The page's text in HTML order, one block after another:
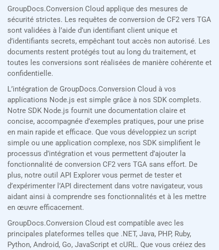
GroupDocs.Conversion Cloud applique des mesures de
sécurité strictes. Les requêtes de conversion de CF2 vers TGA
sont validées à l’aide d’un identifiant client unique et
d’identifiants secrets, empêchant tout accès non autorisé. Les
documents restent protégés tout au long du traitement, et
toutes les conversions sont réalisées de manière cohérente et
confidentielle.
L’intégration de GroupDocs.Conversion Cloud à vos
applications Node.js est simple grâce à nos SDK complets.
Notre SDK Node.js fournit une documentation claire et
concise, accompagnée d’exemples pratiques, pour une prise
en main rapide et efficace. Que vous développiez un script
simple ou une application complexe, nos SDK simplifient le
processus d’intégration et vous permettent d’ajouter la
fonctionnalité de conversion CF2 vers TGA sans effort. De
plus, notre outil API Explorer vous permet de tester et
d’expérimenter l’API directement dans votre navigateur, vous
aidant ainsi à comprendre ses fonctionnalités et à les mettre
en œuvre efficacement.
GroupDocs.Conversion Cloud est compatible avec les
principales plateformes telles que .NET, Java, PHP, Ruby,
Python, Android, Go, JavaScript et cURL. Que vous créiez des